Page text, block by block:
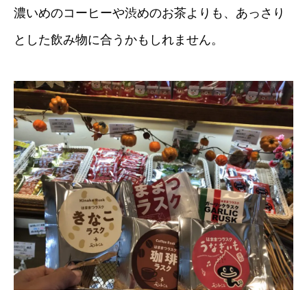
濃いめのコーヒーや渋めのお茶よりも、あっさり
とした飲み物に合うかもしれません。